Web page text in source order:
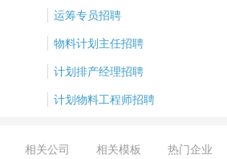
运筹专员招聘
物料计划主任招聘
计划排产经理招聘
计划物料工程师招聘
相关公司 相关模板 热门企业